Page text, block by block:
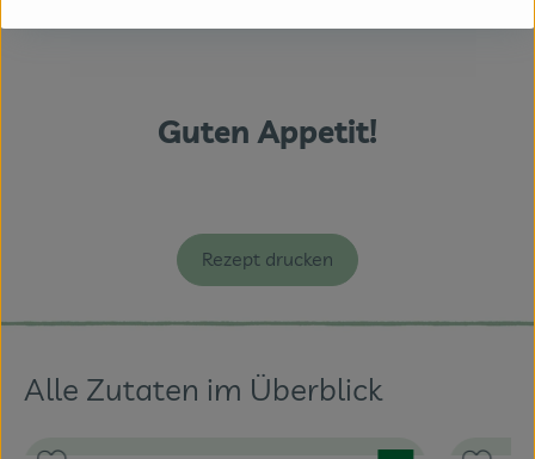
Guten Appetit!
Rezept drucken
Alle Zutaten im Überblick